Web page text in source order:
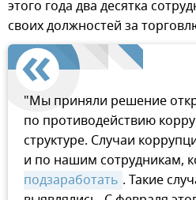
этого года два десятка
своих должностей за
"Мы приняли решение
по противодействию
структуре. Случаи
и по нашим сотрудникам,
подзаработать . Такие